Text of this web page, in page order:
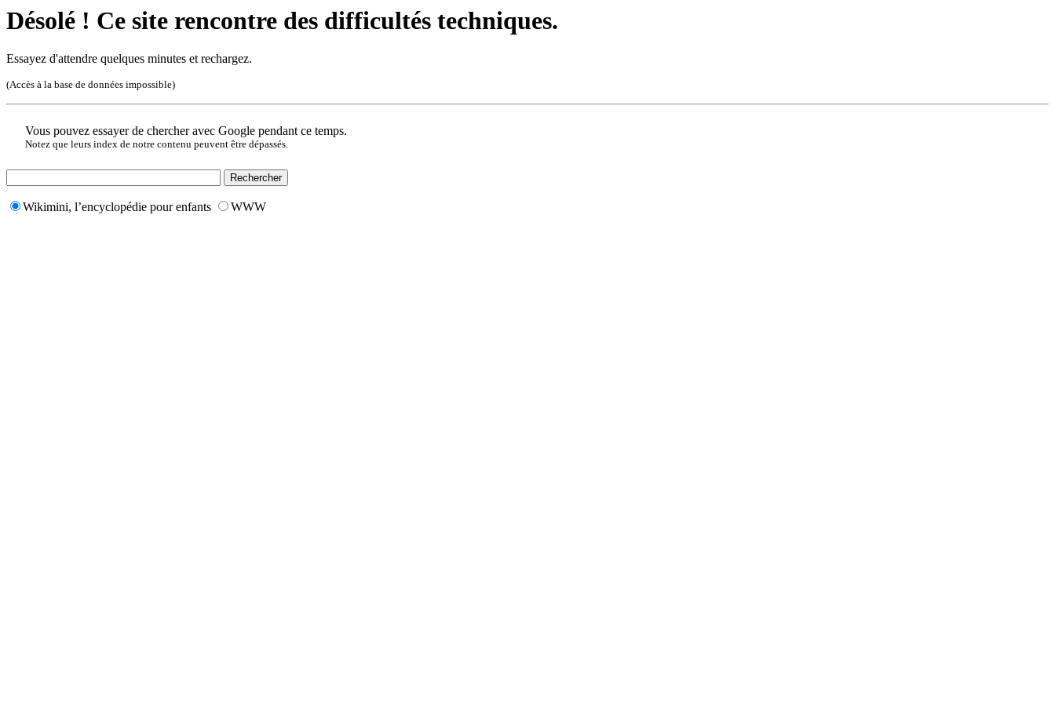
Désolé ! Ce site rencontre des difficultés techniques.
Essayez d'attendre quelques minutes et rechargez.
(Accès à la base de données impossible)
Vous pouvez essayer de chercher avec Google pendant ce temps.
Notez que leurs index de notre contenu peuvent être dépassés.
Wikimini, l’encyclopédie pour enfants WWW